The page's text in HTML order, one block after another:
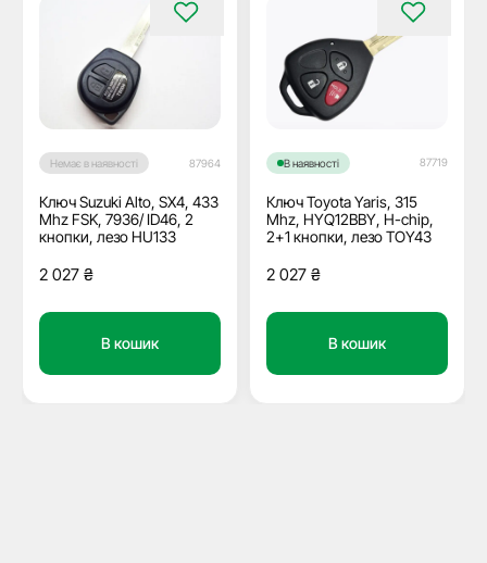
Немає в наявності 87964
Ключ Suzuki Alto, SX4, 433
Mhz FSK, 7936/ ID46, 2
кнопки, лезо HU133
2 027 ₴
В кошик
В наявності 87719
Ключ Toyota Yaris, 315
Mhz, HYQ12BBY, H-chip,
2+1 кнопки, лезо TOY43
2 027 ₴
В кошик